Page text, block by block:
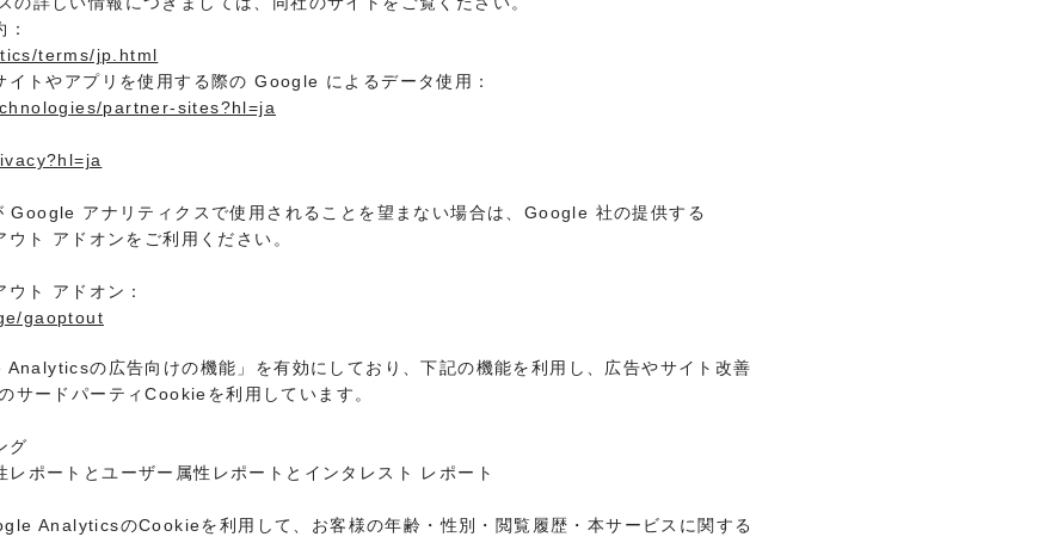
terms/jp.html
トやアプリを使用する際の Google によるデータ使用：
partner-sites?hl=ja
Google アナリティクスで使用されることを望まない場合は、Google 社の提供する
ト アドオンをご利用ください。
ト アドオン：
gaoptout
Analyticsの広告向けの機能」を有効にしており、下記の機能を利用し、広告やサイト改善
ードパーティCookieを利用しています。
グ
ポートとユーザー属性レポートとインタレスト レポート
AnalyticsのCookieを利用して、お客様の年齢・性別・閲覧履歴・本サービスに関する